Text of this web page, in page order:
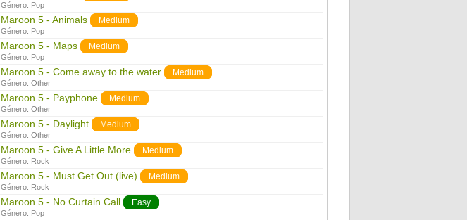
Género: Pop
Maroon 5 - Animals Medium
Género: Pop
Maroon 5 - Maps Medium
Género: Pop
Maroon 5 - Come away to the water Medium
Género: Other
Maroon 5 - Payphone Medium
Género: Other
Maroon 5 - Daylight Medium
Género: Other
Maroon 5 - Give A Little More Medium
Género: Rock
Maroon 5 - Must Get Out (live) Medium
Género: Rock
Maroon 5 - No Curtain Call Easy
Género: Pop